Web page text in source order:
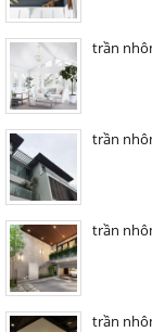
trần
trần
trần
trần